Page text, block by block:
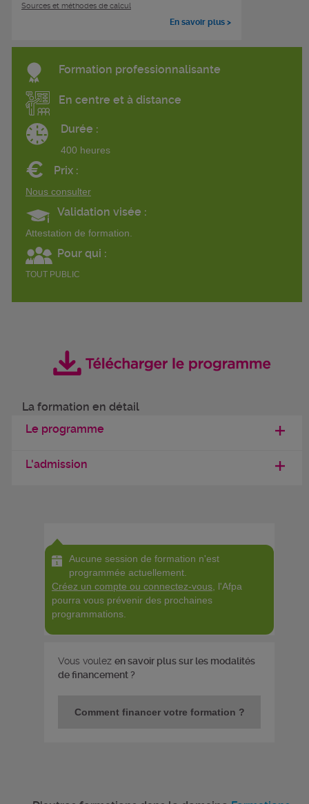
Sources et méthodes de calcul
En savoir plus >
Formation professionnalisante
En centre et à distance
Durée :
400 heures
€ Prix :
Nous consulter
Validation visée :
Attestation de formation.
Pour qui :
TOUT PUBLIC
La formation en détail
Le programme
L'admission
Aucune session de formation n'est
programmée actuellement.
Créez un compte ou connectez-vous , l'Afpa
pourra vous prévenir des prochaines
programmations.
Vous voulez en savoir plus sur les modalités
de financement ?
Comment financer votre formation ?